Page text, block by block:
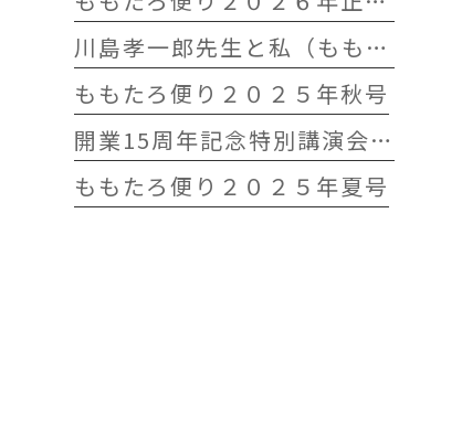
川島孝一郎先生と私（ももたろう往診クリニック開院15周年記念特別講演会）
ももたろ便り２０２５年秋号
開業15周年記念特別講演会 開催します
ももたろ便り２０２５年夏号